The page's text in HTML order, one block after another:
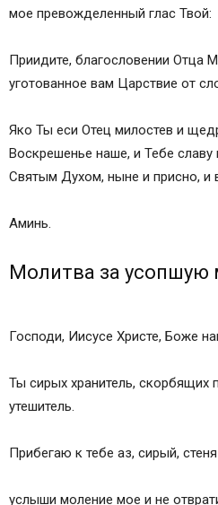
мое превожделенный глас Твой:
Приидите, благословении Отца
уготованное вам Царствие от
Яко Ты еси Отец милостев и
Воскрешенье наше, и Тебе
Святым Духом, ныне и присно, и
Аминь.
Молитва за усопшую
Господи, Иисусе Христе, Боже
Ты сирых хранитель,
утешитель.
Прибегаю к тебе аз, сирый,
услыши моление мое и не